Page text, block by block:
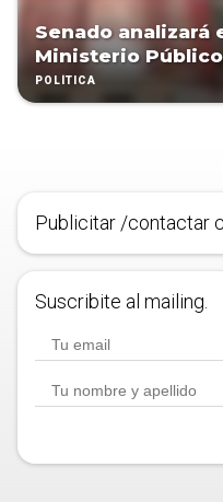
Senado analizará
Ministerio Público
POLÍTICA
Publicitar /contactar
Suscribite al mailing.